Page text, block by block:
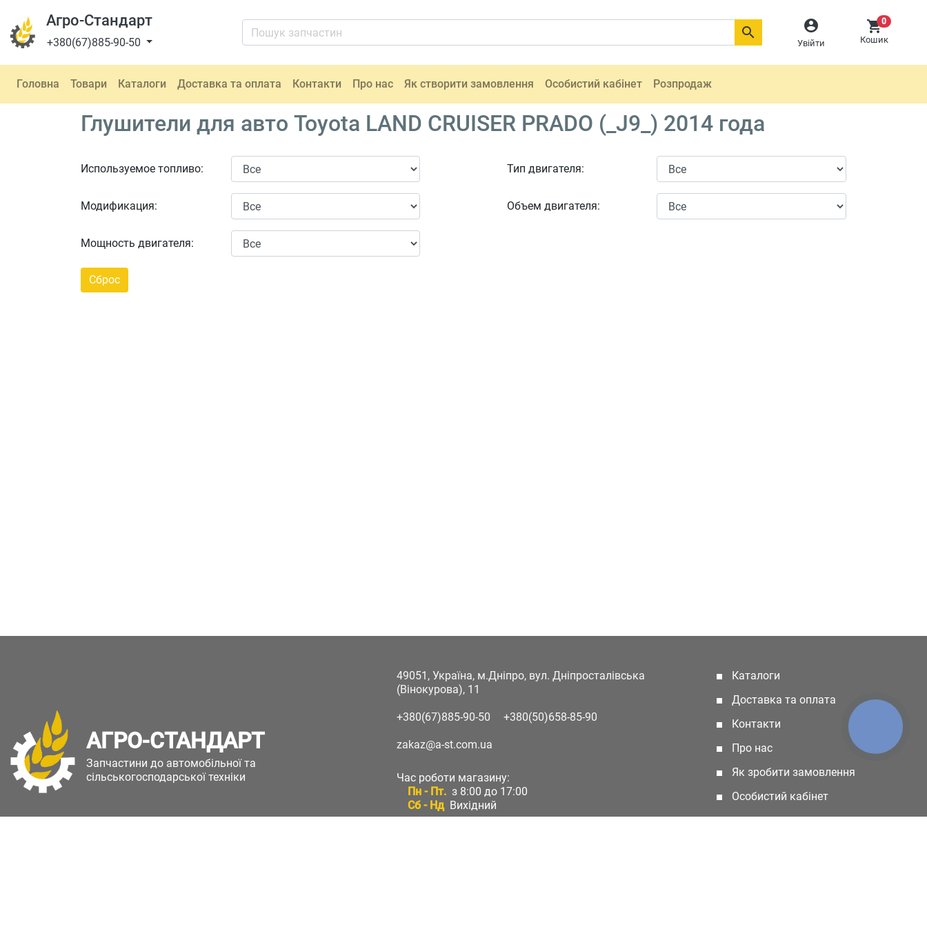
Агро-Стандарт
+380(67)885-90-50

Увійти
0
Кошик

Головна Товари Каталоги Доставка та оплата Контакти Про нас Як створити замовлення Особистий кабінет Розпродаж
Глушители для авто Toyota LAND CRUISER PRADO (_J9_) 2014 года
Используемое топливо:
Модификация:
Мощность двигателя:
Тип двигателя:
Объем двигателя:
АГРО-СТАНДАРТ
Запчастини до автомобільної та
сільськогосподарської техніки
49051, Україна, м.Дніпро, вул. Дніпросталівська
(Вінокурова), 11
+380(67)885-90-50 +380(50)658-85-90
zakaz@a-st.com.ua
Час роботи магазину:
Пн - Пт. з 8:00 до 17:00
Сб - Нд Вихідний
Каталоги
Доставка та оплата
Контакти
Про нас
Як зробити замовлення
Особистий кабінет